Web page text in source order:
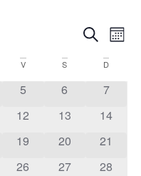
viste
CercaMese
V S D
5 6
7
12 13
14
19 20
21
26 27
28